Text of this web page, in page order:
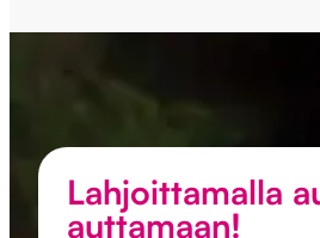
Lahjoittamalla
auttamaan!